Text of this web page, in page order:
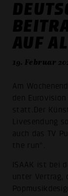
AUF
19. Februar
Am
den
statt.Der
Livesendung
auch das TV
the run“.
ISAAK ist bei
unter